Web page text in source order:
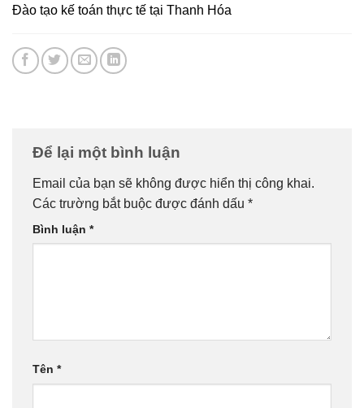
Đào tạo kế toán thực tế tại Thanh Hóa
Để lại một bình luận
Email của bạn sẽ không được hiển thị công khai.
Các trường bắt buộc được đánh dấu *
Bình luận *
Tên *